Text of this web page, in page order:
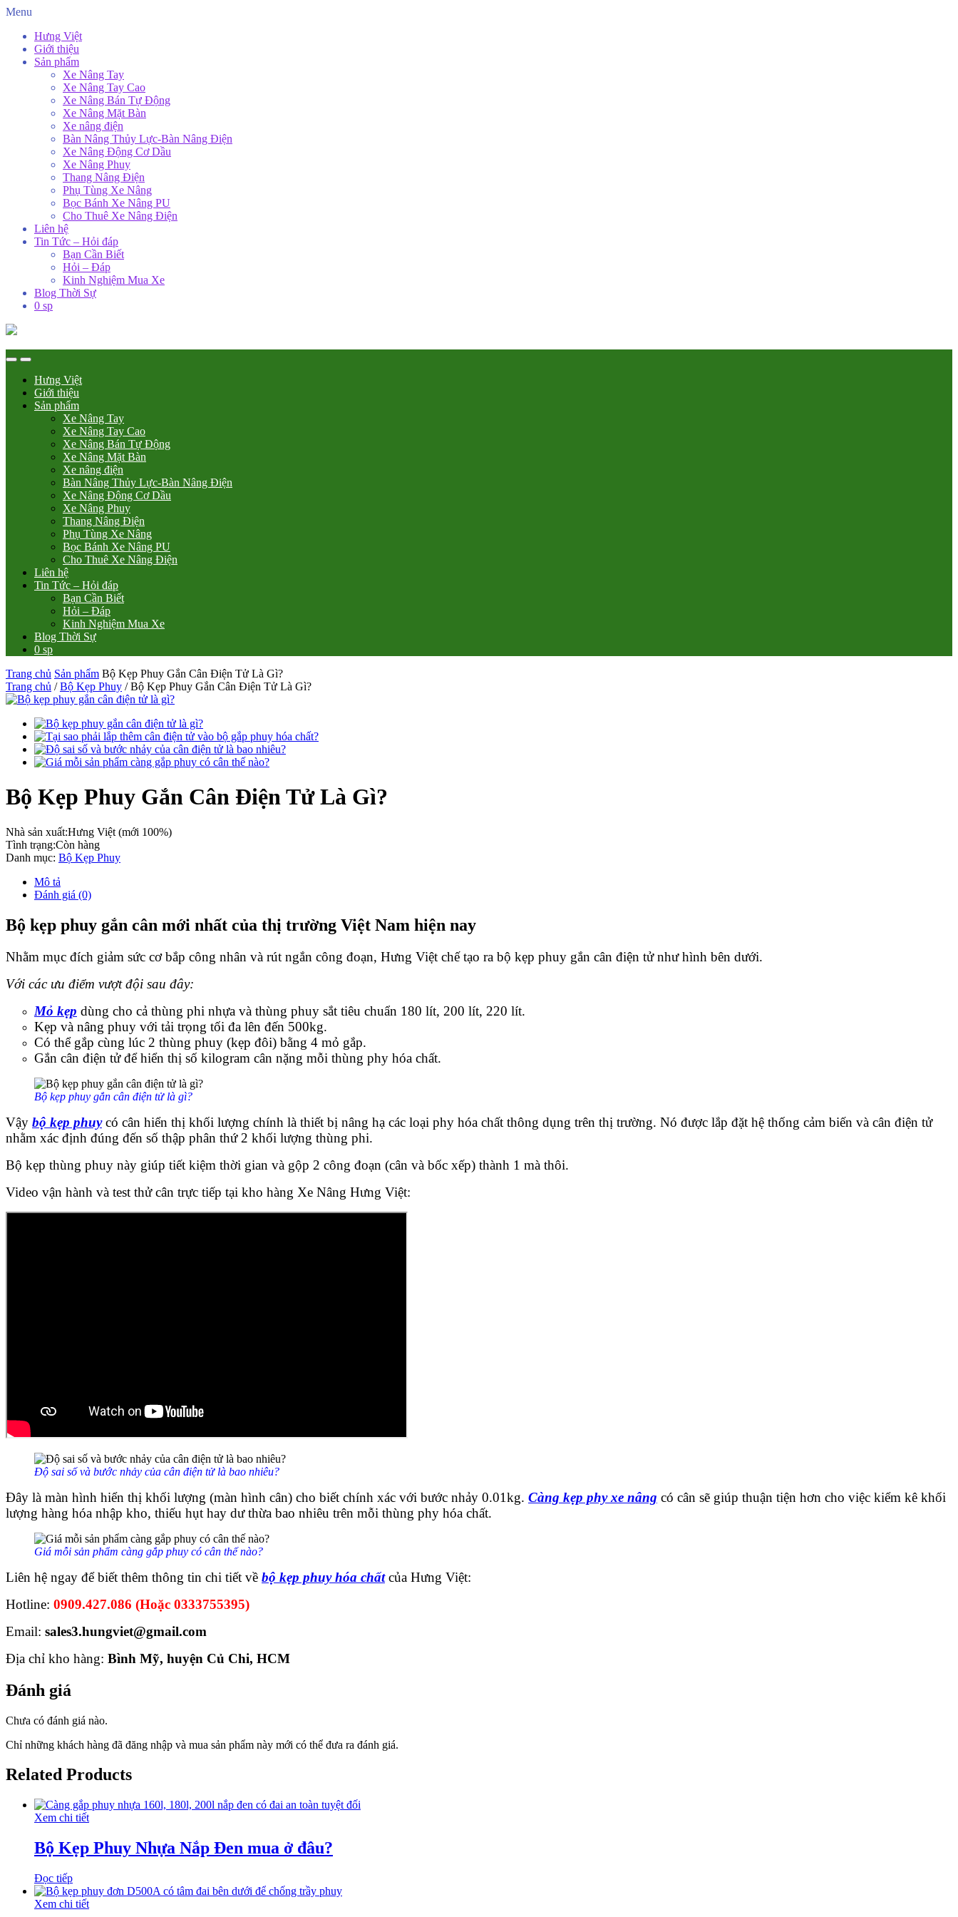
Menu
Hưng Việt
Giới thiệu
Sản phẩm
Xe Nâng Tay
Xe Nâng Tay Cao
Xe Nâng Bán Tự Động
Xe Nâng Mặt Bàn
Xe nâng điện
Bàn Nâng Thủy Lực-Bàn Nâng Điện
Xe Nâng Động Cơ Dầu
Xe Nâng Phuy
Thang Nâng Điện
Phụ Tùng Xe Nâng
Bọc Bánh Xe Nâng PU
Cho Thuê Xe Nâng Điện
Liên hệ
Tin Tức – Hỏi đáp
Bạn Cần Biết
Hỏi – Đáp
Kinh Nghiệm Mua Xe
Blog Thời Sự
0 sp
Hưng Việt
Giới thiệu
Sản phẩm
Xe Nâng Tay
Xe Nâng Tay Cao
Xe Nâng Bán Tự Động
Xe Nâng Mặt Bàn
Xe nâng điện
Bàn Nâng Thủy Lực-Bàn Nâng Điện
Xe Nâng Động Cơ Dầu
Xe Nâng Phuy
Thang Nâng Điện
Phụ Tùng Xe Nâng
Bọc Bánh Xe Nâng PU
Cho Thuê Xe Nâng Điện
Liên hệ
Tin Tức – Hỏi đáp
Bạn Cần Biết
Hỏi – Đáp
Kinh Nghiệm Mua Xe
Blog Thời Sự
0 sp
Trang chủ Sản phẩm Bộ Kẹp Phuy Gắn Cân Điện Tử Là Gì?
Trang chủ /Bộ Kẹp Phuy / Bộ Kẹp Phuy Gắn Cân Điện Tử Là Gì?
Bộ Kẹp Phuy Gắn Cân Điện Tử Là Gì?
Nhà sản xuất:Hưng Việt (mới 100%)
Tình trạng:Còn hàng
Danh mục: Bộ Kẹp Phuy
Mô tả
Đánh giá (0)
Bộ kẹp phuy gắn cân mới nhất của thị trường Việt Nam hiện nay
Nhằm mục đích giảm sức cơ bắp công nhân và rút ngắn công đoạn, Hưng Việt chế tạo ra bộ kẹp phuy gắn cân điện tử như hình bên dưới.
Với các ưu điểm vượt đội sau đây:
Mỏ kẹp dùng cho cả thùng phi nhựa và thùng phuy sắt tiêu chuẩn 180 lít, 200 lít, 220 lít.
Kẹp và nâng phuy với tải trọng tối đa lên đến 500kg.
Có thể gắp cùng lúc 2 thùng phuy (kẹp đôi) bằng 4 mỏ gắp.
Gắn cân điện tử để hiển thị số kilogram cân nặng mỗi thùng phy hóa chất.
Bộ kẹp phuy gắn cân điện tử là gì?
Vậy bộ kẹp phuycó cân hiển thị khối lượng chính là thiết bị nâng hạ các loại phy hóa chất thông dụng trên thị trường. Nó được lắp đặt hệ thống cảm biến và cân điện tử
nhằm xác định đúng đến số thập phân thứ 2 khối lượng thùng phi.
Bộ kẹp thùng phuy này giúp tiết kiệm thời gian và gộp 2 công đoạn (cân và bốc xếp) thành 1 mà thôi.
Video vận hành và test thử cân trực tiếp tại kho hàng Xe Nâng Hưng Việt:
Độ sai số và bước nhảy của cân điện tử là bao nhiêu?
Đây là màn hình hiển thị khối lượng (màn hình cân) cho biết chính xác với bước nhảy 0.01kg. Càng kẹp phy xe nâng có cân sẽ giúp thuận tiện hơn cho việc kiểm kê khối
lượng hàng hóa nhập kho, thiếu hụt hay dư thừa bao nhiêu trên mỗi thùng phy hóa chất.
Giá mỗi sản phẩm càng gắp phuy có cân thế nào?
Liên hệ ngay để biết thêm thông tin chi tiết về bộ kẹp phuy hóa chấtcủa Hưng Việt:
Hotline: 0909.427.086 (Hoặc 0333755395)
Email: sales3.hungviet@gmail.com
Địa chỉ kho hàng: Bình Mỹ, huyện Củ Chi, HCM
Đánh giá
Chưa có đánh giá nào.
Chỉ những khách hàng đã đăng nhập và mua sản phẩm này mới có thể đưa ra đánh giá.
Related Products
Xem chi tiết
Bộ Kẹp Phuy Nhựa Nắp Đen mua ở đâu?
Đọc tiếp
Xem chi tiết